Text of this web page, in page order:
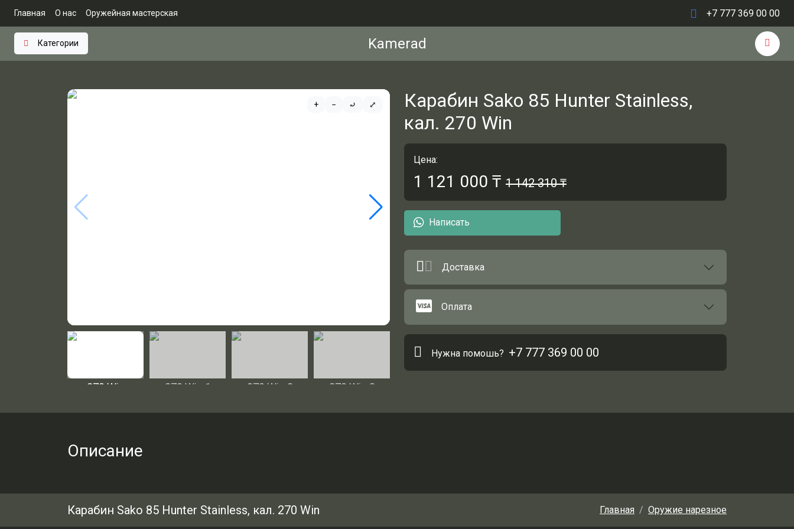
Главная О нас Оружейная мастерская +7 777 369 00 00
Категории Kamerad
+ − ⤾ ⤢
Карабин Sako 85 Hunter Stainless,
кал. 270 Win
Цена:
1 121 000 ₸ 1 142 310₸
Написать
Доставка
Оплата
Нужна помошь? +7 777 369 00 00
Описание
Карабин Sako 85 Hunter Stainless, кал. 270 Win Главная Оружие нарезное